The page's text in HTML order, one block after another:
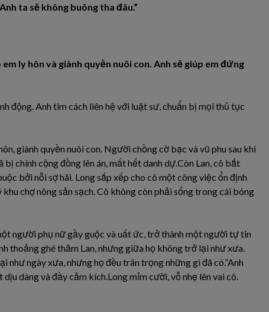
ta sẽ không buông tha đâu.”
ly hôn và giành quyền nuôi con. Anh sẽ giúp em đứng
động. Anh tìm cách liên hệ với luật sư, chuẩn bị mọi thủ tục
giành quyền nuôi con. Người chồng cờ bạc và vũ phu sau khi
chính cộng đồng lên án, mất hết danh dự.Còn Lan, cô bắt
bởi nỗi sợ hãi. Long sắp xếp cho cô một công việc ổn định
chợ nông sản sạch. Cô không còn phải sống trong cái bóng
người phụ nữ gầy guộc và uất ức, trở thành một người tự tin
thoảng ghé thăm Lan, nhưng giữa họ không trở lại như xưa.
như ngày xưa, nhưng họ đều trân trọng những gì đã có.”Anh
dịu dàng và đầy cảm kích.Long mỉm cười, vỗ nhẹ lên vai cô.